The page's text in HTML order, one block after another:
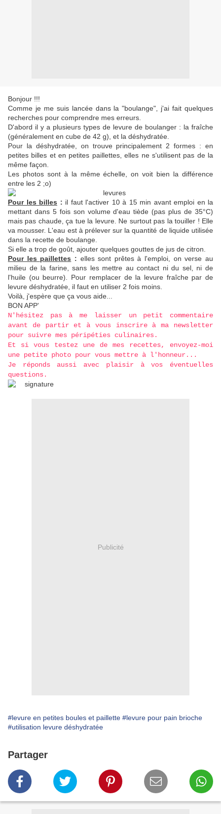
Bonjour !!!
Comme je me suis lancée dans la "boulange", j'ai fait quelques
recherches pour comprendre mes erreurs.
D'abord il y a plusieurs types de levure de boulanger : la fraîche
(généralement en cube de 42 g), et la déshydratée.
Pour la déshydratée, on trouve principalement 2 formes : en
petites billes et en petites paillettes, elles ne s'utilisent pas de la
même façon.
Les photos sont à la même échelle, on voit bien la différence
entre les 2 ;o)
Pour les billes : il faut l'activer 10 à 15 min avant emploi en la
mettant dans 5 fois son volume d'eau tiède (pas plus de 35°C)
mais pas chaude, ça tue la levure. Ne surtout pas la touiller ! Elle
va mousser. L'eau est à prélever sur la quantité de liquide utilisée
dans la recette de boulange.
Si elle a trop de goût, ajouter quelques gouttes de jus de citron.
Pour les paillettes : elles sont prêtes à l'emploi, on verse au
milieu de la farine, sans les mettre au contact ni du sel, ni de
l'huile (ou beurre). Pour remplacer de la levure fraîche par de
levure déshydratée, il faut en utiliser 2 fois moins.
Voilà, j'espère que ça vous aide...
BON APP'
N'hésitez pas à me laisser un petit commentaire
avant de partir et à vous inscrire à ma newsletter
pour suivre mes péripéties culinaires.
Et si vous testez une de mes recettes, envoyez-moi
une petite photo pour vous mettre à l'honneur...
Je réponds aussi avec plaisir à vos éventuelles
questions.
Publicité
#levure en petites boules et paillette #levure pour pain brioche
#utilisation levure déshydratée
Partager